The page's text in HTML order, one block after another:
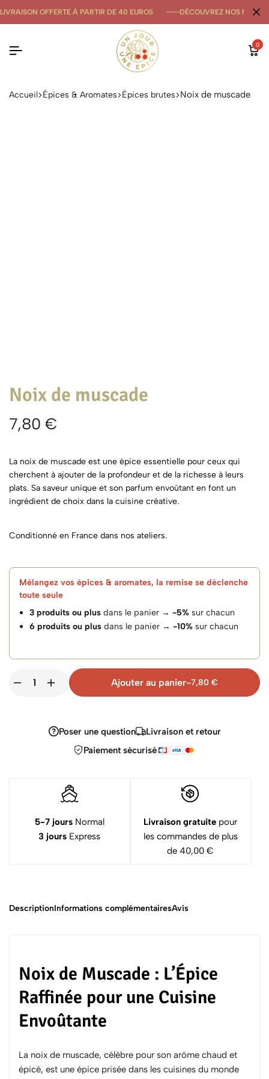
LIVRAISON OFFERTE À PARTIR DE 40 EUROS DÉCOUVREZ NOS
0
Accueil Épices & Aromates Épices brutes Noix de muscade
Noix de muscade
7,80 €
La noix de muscade est une épice essentielle pour ceux qui
cherchent à ajouter de la profondeur et de la richesse à leurs
plats. Sa saveur unique et son parfum envoûtant en font un
ingrédient de choix dans la cuisine créative.
Conditionné en France dans nos ateliers.
Mélangez vos épices & aromates, la remise se déclenche
toute seule
3 produits ou plus dans le panier →-5% sur chacun
6 produits ou plus dans le panier →-10% sur chacun
Ajouter au panier-7,80 €
Poser une question
Livraison et retour
Paiement sécurisé
5-7 joursNormal
3 jours Express
Livraison gratuite pour
les commandes de plus
de 40,00 €
DescriptionInformations complémentairesAvis
Noix de Muscade : L’Épice
Raffinée pour une Cuisine
Envoûtante
La noix de muscade, célèbre pour son arôme chaud et
épicé, est une épice prisée dans les cuisines du monde